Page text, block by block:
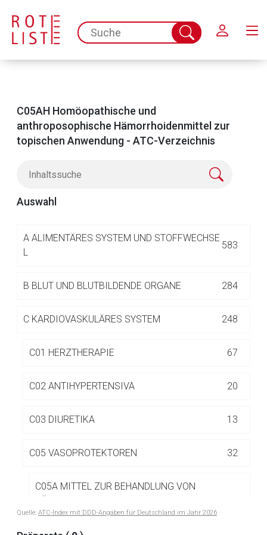
spc.search.input.placeholder
Suche
abschicken
C05AH Homöopathische und
anthroposophische Hämorrhoidenmittel zur
topischen Anwendung - ATC-Verzeichnis
Auswahl
A ALIMENTÄRES SYSTEM UND STOFFWECHSE
L
583
B BLUT UND BLUTBILDENDE ORGANE 284
C KARDIOVASKULÄRES SYSTEM 248
C01 HERZTHERAPIE 67
C02 ANTIHYPERTENSIVA 20
C03 DIURETIKA 13
C05 VASOPROTEKTOREN 32
C05A MITTEL ZUR BEHANDLUNG VON
TOPISCHEN ANWENDUNG
Quelle: ATC-Index mit DDD-Angaben für Deutschland im Jahr 2026
Der von Ihnen aufgerufene Link öffnet eine externe Web-
Betreiber verantwortlich. Ebenso gelten dort ggf. andere